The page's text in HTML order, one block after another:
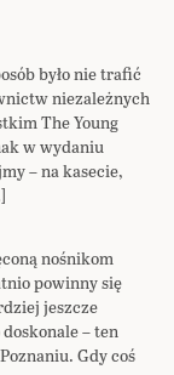
było nie trafić
niezależnych
The Young
w wydaniu
– na kasecie,
nośnikom
powinny się
jeszcze
– ten
Gdy coś